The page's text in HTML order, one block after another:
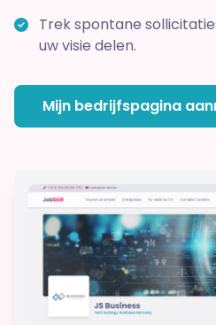
Trek spontane
uw visie delen.
Mijn bedrijfspagina